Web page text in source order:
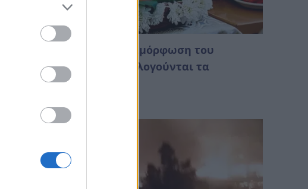
6 Αυγούστου: Μεταμόρφωση του
Σωτήρος – Γιατί ευλογούνται τα
σταφύλια;